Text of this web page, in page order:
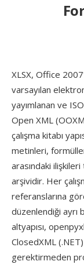
XLSX, Office
varsayılan
yayımlanan ve
Open XML
çalışma kitabı
metinleri,
arasındaki
arşividir. Her
referanslarına
düzenlendiği ayrı
altyapısı,
ClosedXML
gerektirmeden